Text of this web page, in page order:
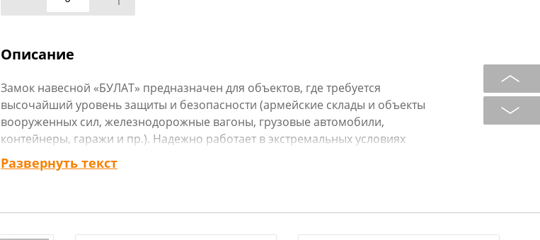
Описание
Замок навесной «БУЛАТ» предназначен для объектов, где требуется
высочайший уровень защиты и безопасности (армейские склады и объекты
вооруженных сил, железнодорожные вагоны, грузовые автомобили,
контейнеры, гаражи и пр.). Надежно работает в экстремальных условиях
(морской климат, загрязненная атмосфера и пониженные температуры).
Замок обладает длительным сроком эксплуатации. Гарантийный срок 10 лет
Развернуть текст